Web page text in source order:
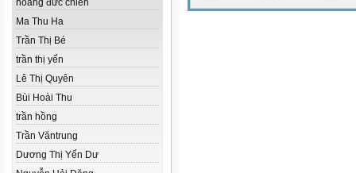
hoàng đức chiến
Ma Thu Ha
Trần Thị Bé
trần thị yến
Lê Thị Quyên
Bùi Hoài Thu
trần hồng
Trần Văntrung
Dương Thị Yến Dư